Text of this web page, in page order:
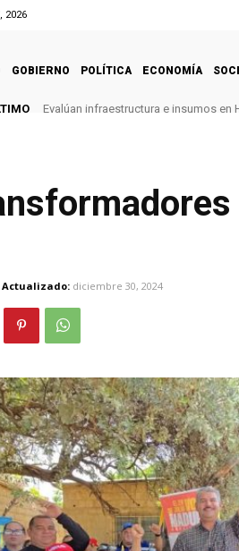
2026
GOBIERNO POLÍTICA ECONOMÍA
Evalúan infraestructura e insumos en
Actualizado: diciembre 30, 2024